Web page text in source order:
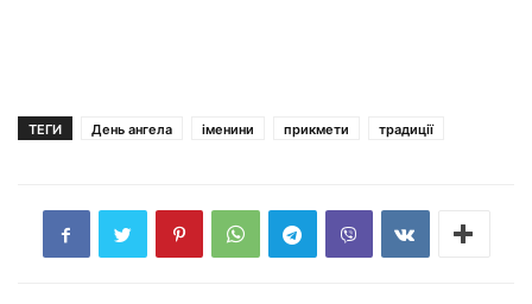
ТЕГИ День ангела іменини прикмети традиції